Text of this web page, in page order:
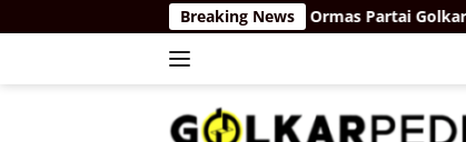
to
Breaking News
Basri Baco Ajak Ormas Partai Golkar Bersatu